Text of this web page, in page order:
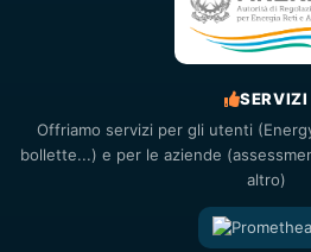
SERVIZI
Offriamo servizi per gli utenti
bollette...) e per le aziende
altro)